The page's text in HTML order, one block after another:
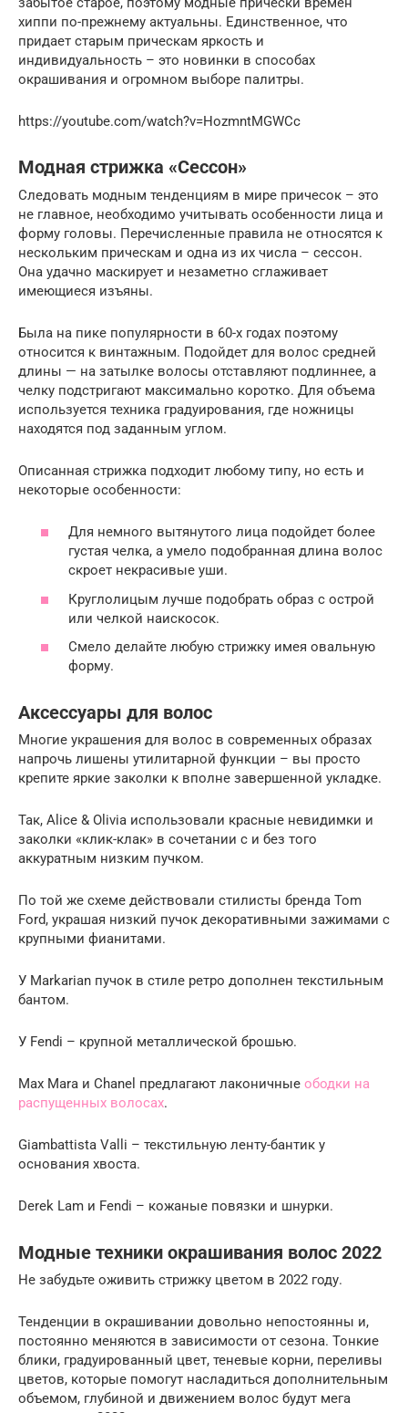
хиппи по-прежнему актуальны. Единственное, что
придает старым прическам яркость и
индивидуальность – это новинки в способах
окрашивания и огромном выборе палитры.
https://youtube.com/watch?v=HozmntMGWCc
Модная стрижка «Сессон»
Следовать модным тенденциям в мире причесок – это
не главное, необходимо учитывать особенности лица и
форму головы. Перечисленные правила не относятся к
нескольким прическам и одна из их числа – сессон.
Она удачно маскирует и незаметно сглаживает
имеющиеся изъяны.
Была на пике популярности в 60-х годах поэтому
относится к винтажным. Подойдет для волос средней
длины — на затылке волосы отставляют подлиннее, а
челку подстригают максимально коротко. Для объема
используется техника градуирования, где ножницы
находятся под заданным углом.
Описанная стрижка подходит любому типу, но есть и
некоторые особенности:
Для немного вытянутого лица подойдет более
густая челка, а умело подобранная длина волос
скроет некрасивые уши.
Круглолицым лучше подобрать образ с острой
или челкой наискосок.
Смело делайте любую стрижку имея овальную
форму.
Аксессуары для волос
Многие украшения для волос в современных образах
напрочь лишены утилитарной функции – вы просто
крепите яркие заколки к вполне завершенной укладке.
Так, Alice & Olivia использовали красные невидимки и
заколки «клик-клак» в сочетании с и без того
аккуратным низким пучком.
По той же схеме действовали стилисты бренда Tom
Ford, украшая низкий пучок декоративными зажимами с
крупными фианитами.
У Markarian пучок в стиле ретро дополнен текстильным
бантом.
У Fendi – крупной металлической брошью.
Max Mara и Chanel предлагают лаконичные ободки на
распущенных волосах.
Giambattista Valli – текстильную ленту-бантик у
основания хвоста.
Derek Lam и Fendi – кожаные повязки и шнурки.
Модные техники окрашивания волос 2022
Не забудьте оживить стрижку цветом в 2022 году.
Тенденции в окрашивании довольно непостоянны и,
постоянно меняются в зависимости от сезона. Тонкие
блики, градуированный цвет, теневые корни, переливы
цветов, которые помогут насладиться дополнительным
объемом, глубиной и движением волос будут мега